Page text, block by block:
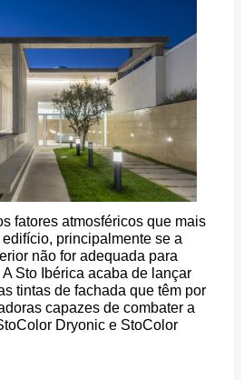
fatores atmosféricos que mais
principalmente se a
não for adequada para
Sto Ibérica acaba de lançar
tintas de fachada que têm por
capazes de combater a
Dryonic e StoColor